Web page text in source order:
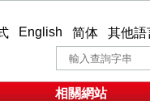
English 简体 其他語
相關網站